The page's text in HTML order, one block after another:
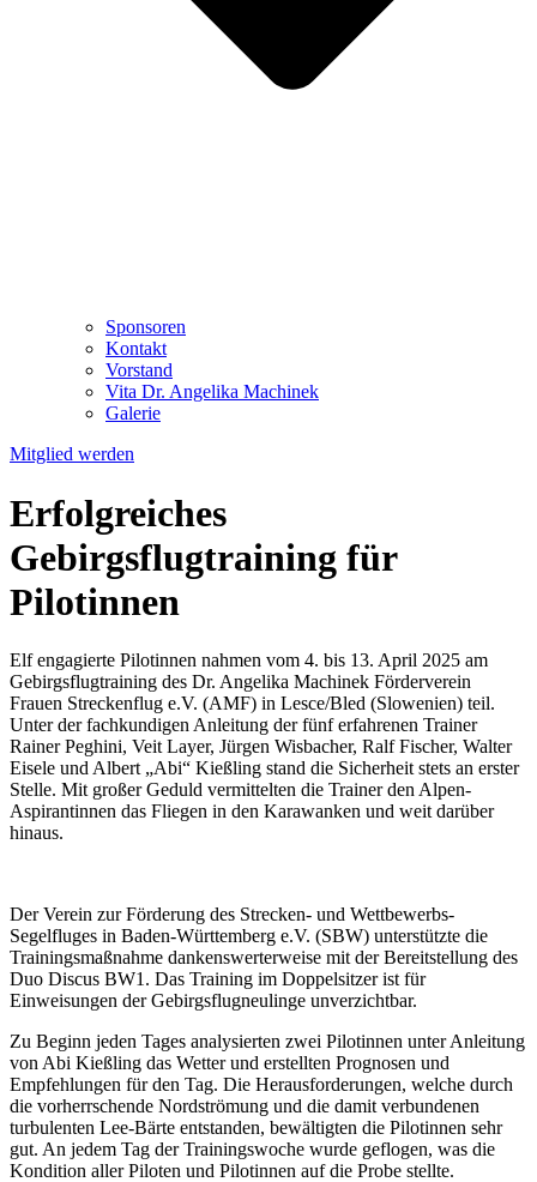
Sponsoren
Kontakt
Vorstand
Vita Dr. Angelika Machinek
Galerie
Mitglied werden
Erfolgreiches
Gebirgsflugtraining für
Pilotinnen
Elf engagierte Pilotinnen nahmen vom 4. bis 13. April 2025 am
Gebirgsflugtraining des Dr. Angelika Machinek Förderverein
Frauen Streckenflug e.V. (AMF) in Lesce/Bled (Slowenien) teil.
Unter der fachkundigen Anleitung der fünf erfahrenen Trainer
Rainer Peghini, Veit Layer, Jürgen Wisbacher, Ralf Fischer, Walter
Eisele und Albert „Abi“ Kießling stand die Sicherheit stets an erster
Stelle. Mit großer Geduld vermittelten die Trainer den Alpen-
Aspirantinnen das Fliegen in den Karawanken und weit darüber
hinaus.
Der Verein zur Förderung des Strecken- und Wettbewerbs-
Segelfluges in Baden-Württemberg e.V. (SBW) unterstützte die
Trainingsmaßnahme dankenswerterweise mit der Bereitstellung des
Duo Discus BW1. Das Training im Doppelsitzer ist für
Einweisungen der Gebirgsflugneulinge unverzichtbar.
Zu Beginn jeden Tages analysierten zwei Pilotinnen unter Anleitung
von Abi Kießling das Wetter und erstellten Prognosen und
Empfehlungen für den Tag. Die Herausforderungen, welche durch
die vorherrschende Nordströmung und die damit verbundenen
turbulenten Lee-Bärte entstanden, bewältigten die Pilotinnen sehr
gut. An jedem Tag der Trainingswoche wurde geflogen, was die
Kondition aller Piloten und Pilotinnen auf die Probe stellte.